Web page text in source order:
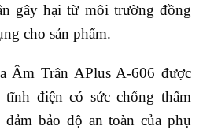
gây hại từ môi trường đồng
cho sản phẩm.
Âm Trân APlus A-606 được
điện có sức chống thấm
bảo độ an toàn của phụ